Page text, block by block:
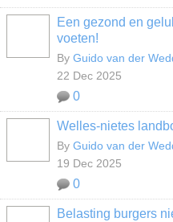
Een gezond en
voeten!
By Guido van der
22 Dec 2025
0
Welles-nietes
By Guido van der
19 Dec 2025
0
Belasting burgers